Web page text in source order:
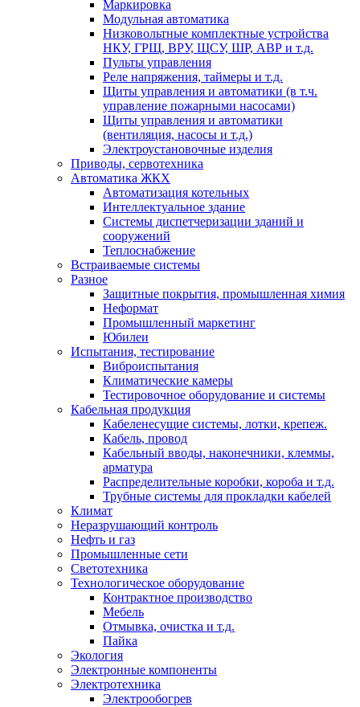
Маркировка
Модульная автоматика
Низковольтные комплектные устройства
НКУ, ГРЩ, ВРУ, ЩСУ, ШР, АВР и т.д.
Пульты управления
Реле напряжения, таймеры и т.д.
Щиты управления и автоматики (в т.ч.
управление пожарными насосами)
Щиты управления и автоматики
(вентиляция, насосы и т.д.)
Электроустановочные изделия
Приводы, сервотехника
Автоматика ЖКХ
Автоматизация котельных
Интеллектуальное здание
Системы диспетчеризации зданий и
сооружений
Теплоснабжение
Встраиваемые системы
Разное
Защитные покрытия, промышленная химия
Неформат
Промышленный маркетинг
Юбилеи
Испытания, тестирование
Виброиспытания
Климатические камеры
Тестировочное оборудование и системы
Кабельная продукция
Кабеленесущие системы, лотки, крепеж.
Кабель, провод
Кабельный вводы, наконечники, клеммы,
арматура
Распределительные коробки, короба и т.д.
Трубные системы для прокладки кабелей
Климат
Неразрушающий контроль
Нефть и газ
Промышленные сети
Светотехника
Технологическое оборудование
Контрактное производство
Мебель
Отмывка, очистка и т.д.
Пайка
Экология
Электронные компоненты
Электротехника
Электрообогрев